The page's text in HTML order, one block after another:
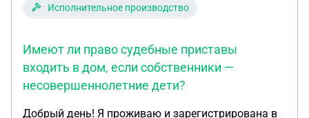
Исполнительное производство
Имеют ли право судебные приставы
входить в дом, если собственники —
несовершеннолетние дети?
Добрый день! Я проживаю и зарегистрирована в